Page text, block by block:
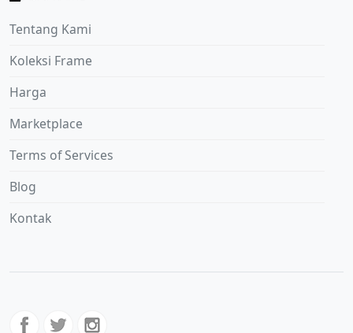
Tentang Kami
Koleksi Frame
Harga
Marketplace
Terms of Services
Blog
Kontak